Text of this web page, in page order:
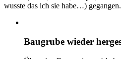
wusste das ich sie habe…) gegangen.
Baugrube wieder